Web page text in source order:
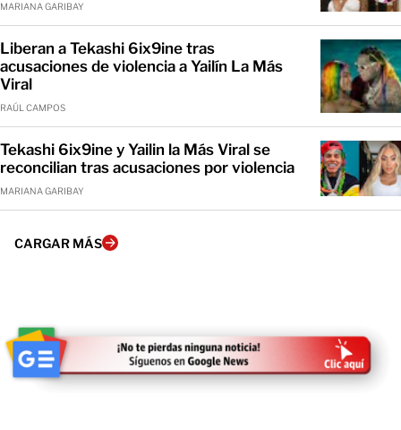
MARIANA GARIBAY
Liberan a Tekashi 6ix9ine tras
acusaciones de violencia a Yailín La Más
Viral
RAÚL CAMPOS
Tekashi 6ix9ine y Yailin la Más Viral se
reconcilian tras acusaciones por violencia
MARIANA GARIBAY
CARGAR MÁS